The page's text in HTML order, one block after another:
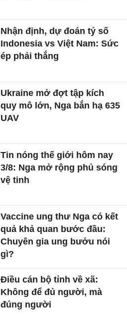
Nhận định, dự đoán tỷ số
Indonesia vs Việt Nam: Sức
ép phải thắng
Ukraine mở đợt tập kích
quy mô lớn, Nga bắn hạ 635
UAV
Tin nóng thế giới hôm nay
3/8: Nga mở rộng phủ sóng
vệ tinh
Vaccine ung thư Nga có kết
quả khả quan bước đầu:
Chuyên gia ung bướu nói
gì?
Điều cán bộ tỉnh về xã:
Không để đủ người, mà
đúng người